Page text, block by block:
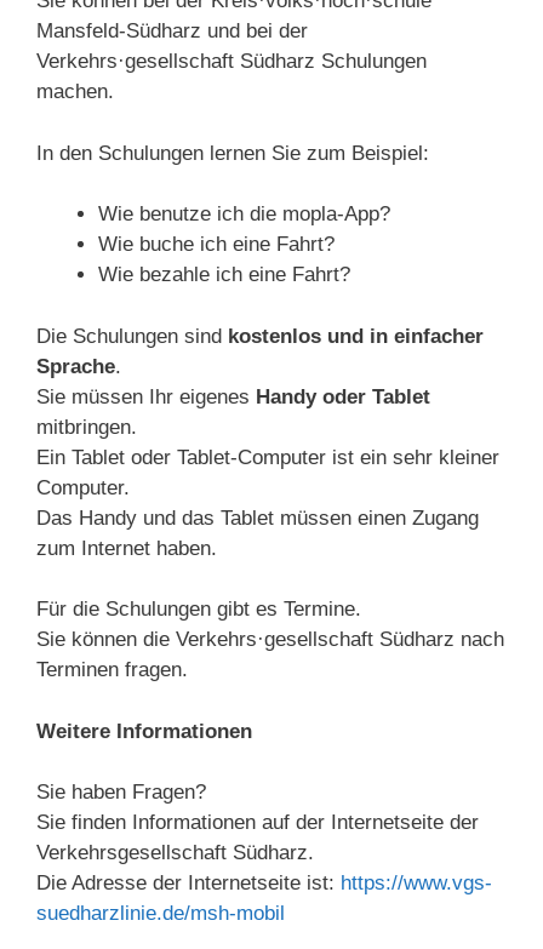
Mansfeld-Südharz und bei der
Verkehrs·gesellschaft Südharz Schulungen
machen.
In den Schulungen lernen Sie zum Beispiel:
Wie benutze ich die mopla-App?
Wie buche ich eine Fahrt?
Wie bezahle ich eine Fahrt?
Die Schulungen sind kostenlos und in einfacher
Sprache.
Sie müssen Ihr eigenes Handy oder Tablet
mitbringen.
Ein Tablet oder Tablet-Computer ist ein sehr kleiner
Computer.
Das Handy und das Tablet müssen einen Zugang
zum Internet haben.
Für die Schulungen gibt es Termine.
Sie können die Verkehrs·gesellschaft Südharz nach
Terminen fragen.
Weitere Informationen
Sie haben Fragen?
Sie finden Informationen auf der Internetseite der
Verkehrsgesellschaft Südharz.
Die Adresse der Internetseite ist: https://www.vgs-
suedharzlinie.de/msh-mobil